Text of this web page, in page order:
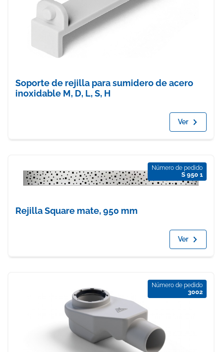
Soporte de rejilla para sumidero de acero
inoxidable M, D, L, S, H
Ver
Número de pedido
S 950 1
Rejilla Square mate, 950 mm
Ver
Número de pedido
3002